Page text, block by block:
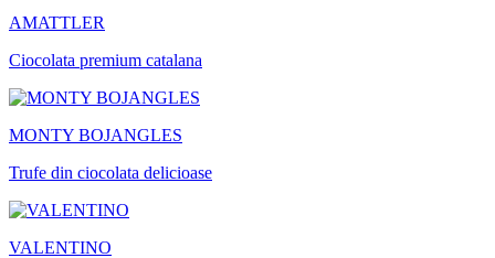
AMATTLER
Ciocolata premium catalana
MONTY BOJANGLES
Trufe din ciocolata delicioase
VALENTINO